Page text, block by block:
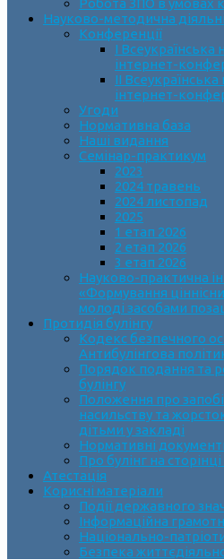
Науково-методична
Конференції
І
інтернет-
ІІ
інтернет-
Угоди
Нормативна база
Наші видання
Семінар-практикум
2023
2024 травень
2024 листопад
2025
1 етап 2026
2 етап 2026
3 етап 2026
Науково-практична
«Формування
молоді засобами
Протидія булінгу
Кодекс безпечного
Антибулінгова
Порядок подання та
булінгу
Положення про
насильству та
дітьми у закладі
Нормативні
Про булінг на
Атестація
Корисні матеріали
Події державного
Інформаційна
Національно-
Безпека